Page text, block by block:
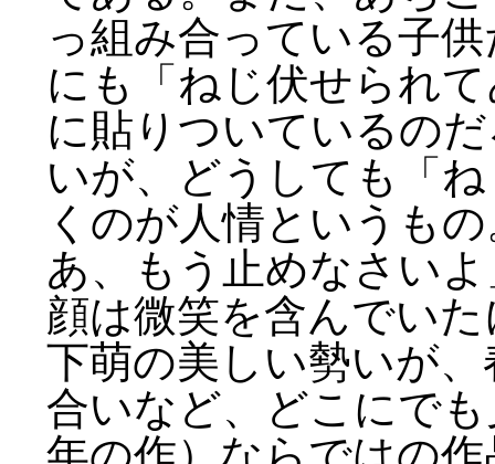
っ組み合っている子
にも「ねじ伏せられ
に貼りついているの
いが、どうしても「
くのが人情というも
あ、もう止めなさい
顔は微笑を含んでい
下萌の美しい勢いが
合いなど、どこにで
年の作）ならではの